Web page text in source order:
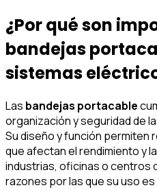
¿Por qué son
bandejas
sistemas
Las bandejas portacable
organización y seguridad de
Su diseño y función permiten
que afectan el rendimiento y
industrias, oficinas o centros
razones por las que su uso